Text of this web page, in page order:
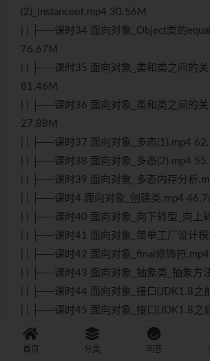
(2)_instanceof.mp4 30.56M
| | ├──课时34 面向对象_Object类的
76.67M
| | ├──课时35 面向对象_类和类之间的关
81.46M
| | ├──课时36 面向对象_类和类之间的关
27.88M
| | ├──课时37 面向对象_多态(1).mp4
| | ├──课时38 面向对象_多态(2).mp4
| | ├──课时39 面向对象_多态内存分析
| | ├──课时4 面向对象_创建类.mp4
| | ├──课时40 面向对象_向下转型_向上
| | ├──课时41 面向对象_简单工厂设计
| | ├──课时42 面向对象_final修饰符
| | ├──课时43 面向对象_抽象类_抽象方
| | ├──课时44 面向对象_接口(JDK1.8之
| | ├──课时45 面向对象_接口(JDK1.8之
63.51M
| | ├──课时46 面向对象_内部类_成员内
首页 分类 问答